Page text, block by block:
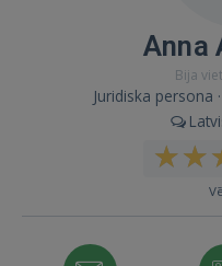
Anna
Bija
Juridiska persona